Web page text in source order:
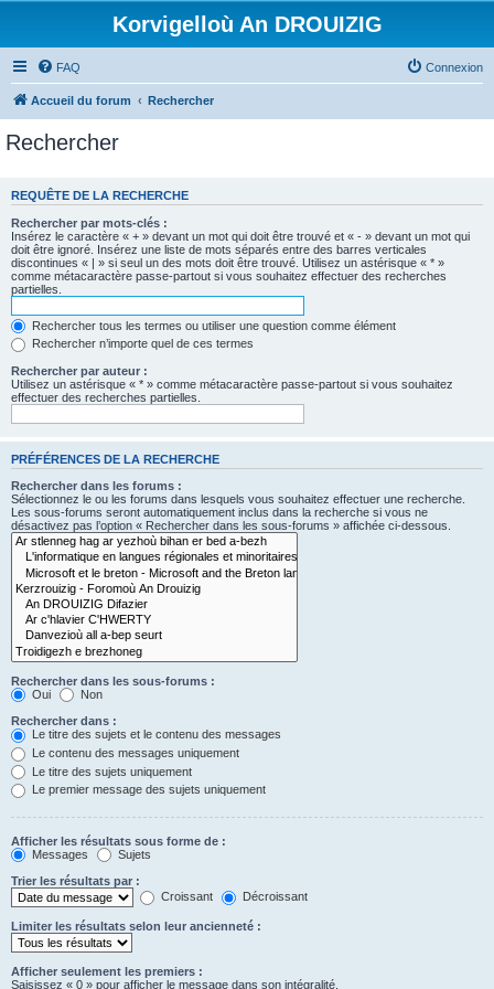
Korvigelloù An DROUIZIG
FAQ Connexion
Accueil du forum Rechercher
Rechercher
REQUÊTE DE LA RECHERCHE
Rechercher par mots-clés :
Insérez le caractère « + » devant un mot qui doit être trouvé et « - » devant un mot qui
doit être ignoré. Insérez une liste de mots séparés entre des barres verticales
discontinues « | » si seul un des mots doit être trouvé. Utilisez un astérisque « * »
comme métacaractère passe-partout si vous souhaitez effectuer des recherches
partielles.
Rechercher tous les termes ou utiliser une question comme élément
Rechercher n’importe quel de ces termes
Rechercher par auteur :
Utilisez un astérisque « * » comme métacaractère passe-partout si vous souhaitez
effectuer des recherches partielles.
PRÉFÉRENCES DE LA RECHERCHE
Rechercher dans les forums :
Sélectionnez le ou les forums dans lesquels vous souhaitez effectuer une recherche.
Les sous-forums seront automatiquement inclus dans la recherche si vous ne
désactivez pas l’option « Rechercher dans les sous-forums » affichée ci-dessous.
Rechercher dans les sous-forums :
Oui
Non
Rechercher dans :
Le titre des sujets et le contenu des messages
Le contenu des messages uniquement
Le titre des sujets uniquement
Le premier message des sujets uniquement
Afficher les résultats sous forme de :
Messages
Sujets
Trier les résultats par :
Croissant
Décroissant
Limiter les résultats selon leur ancienneté :
Afficher seulement les premiers :
Saisissez « 0 » pour afficher le message dans son intégralité.